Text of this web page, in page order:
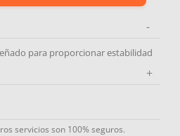
-
para proporcionar estabilidad
+
servicios son 100% seguros.